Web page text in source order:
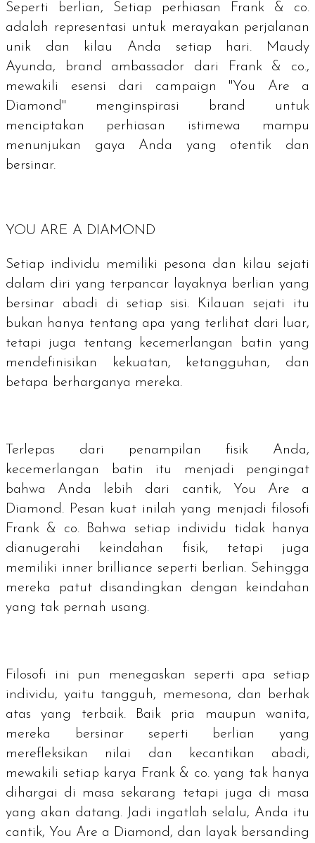
Seperti berlian, Setiap perhiasan Frank & co.
adalah representasi untuk merayakan perjalanan
unik dan kilau Anda setiap hari. Maudy
Ayunda,
brand ambassador dari Frank & co.,
mewakili esensi dari campaign "You Are a
Diamond" menginspirasi brand untuk
menciptakan perhiasan istimewa mampu
menunjukan gaya Anda yang otentik dan
bersinar.
YOU ARE A DIAMOND
Setiap individu memiliki pesona dan kilau sejati
dalam diri yang terpancar layaknya berlian yang
bersinar abadi di setiap sisi. Kilauan sejati itu
bukan hanya tentang apa yang terlihat dari luar,
tetapi juga tentang kecemerlangan batin yang
mendefinisikan kekuatan, ketangguhan, dan
betapa berharganya mereka.
Terlepas dari penampilan fisik Anda,
kecemerlangan batin itu menjadi pengingat
bahwa Anda lebih dari cantik, You Are a
Diamond. Pesan kuat inilah yang menjadi filosofi
Frank & co. Bahwa setiap individu tidak hanya
dianugerahi keindahan fisik, tetapi juga
memiliki inner brilliance seperti berlian. Sehingga
mereka patut disandingkan dengan keindahan
yang tak pernah usang.
Filosofi ini pun menegaskan seperti apa setiap
individu, yaitu tangguh, memesona, dan berhak
atas yang terbaik. Baik pria maupun wanita,
mereka bersinar seperti berlian yang
merefleksikan nilai dan kecantikan abadi,
mewakili setiap karya Frank & co. yang tak hanya
dihargai di masa sekarang tetapi juga di masa
yang akan datang. Jadi ingatlah selalu, Anda itu
cantik, You Are a Diamond , dan layak bersanding